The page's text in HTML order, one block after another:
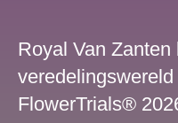
Royal Van
FlowerTrials®